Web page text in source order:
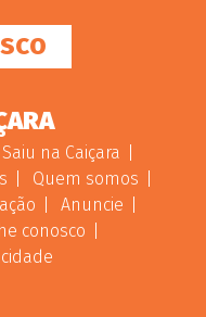
Saiu na Caiçara
Quem somos
Anuncie
conosco